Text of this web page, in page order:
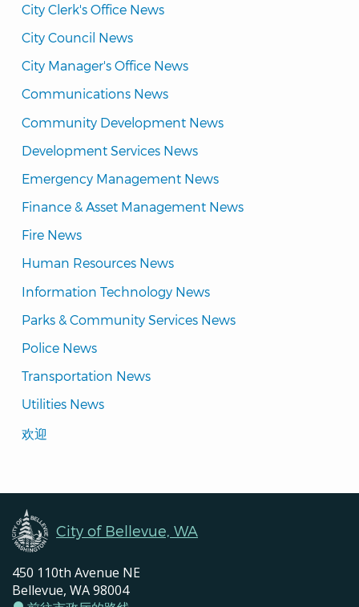
City Clerk's Office News
City Council News
City Manager's Office News
Communications News
Community Development News
Development Services News
Emergency Management News
Finance & Asset Management News
Fire News
Human Resources News
Information Technology News
Parks & Community Services News
Police News
Transportation News
Utilities News
Translated
欢迎
City of Bellevue, WA
450 110th Avenue NE
Bellevue, WA 98004